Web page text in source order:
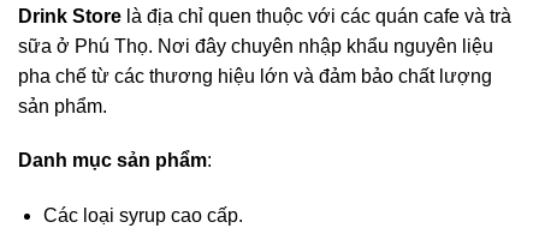
Drink Store là địa chỉ quen thuộc với các quán cafe và trà
sữa ở Phú Thọ. Nơi đây chuyên nhập khẩu nguyên liệu
pha chế từ các thương hiệu lớn và đảm bảo chất lượng
sản phẩm.
Danh mục sản phẩm:
Các loại syrup cao cấp.